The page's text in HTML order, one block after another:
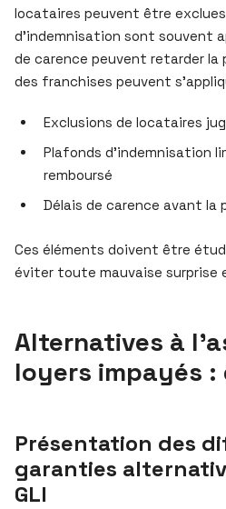
locataires peuvent être
d’indemnisation sont souvent
de carence peuvent retarder la
des franchises peuvent
Exclusions de locataires
Plafonds d’indemnisation
remboursé
Délais de carence avant la
Ces éléments doivent être
éviter toute mauvaise surprise
Alternatives à
loyers impayés :
Présentation des
garanties
GLI